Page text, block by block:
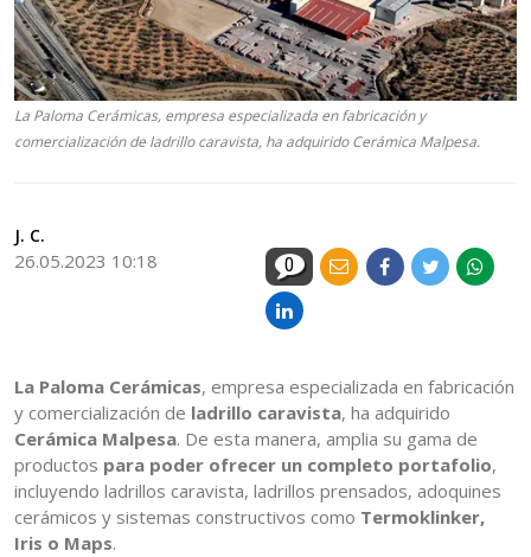
La Paloma Cerámicas, empresa especializada en fabricación y
comercialización de ladrillo caravista, ha adquirido Cerámica Malpesa.
J. C.
26.05.2023 10:18 0
La Paloma Cerámicas, empresa especializada en fabricación
y comercialización de ladrillo caravista, ha adquirido
Cerámica Malpesa. De esta manera, amplia su gama de
productos para poder ofrecer un completo portafolio,
incluyendo ladrillos caravista, ladrillos prensados, adoquines
cerámicos y sistemas constructivos como Termoklinker,
Iris o Maps.